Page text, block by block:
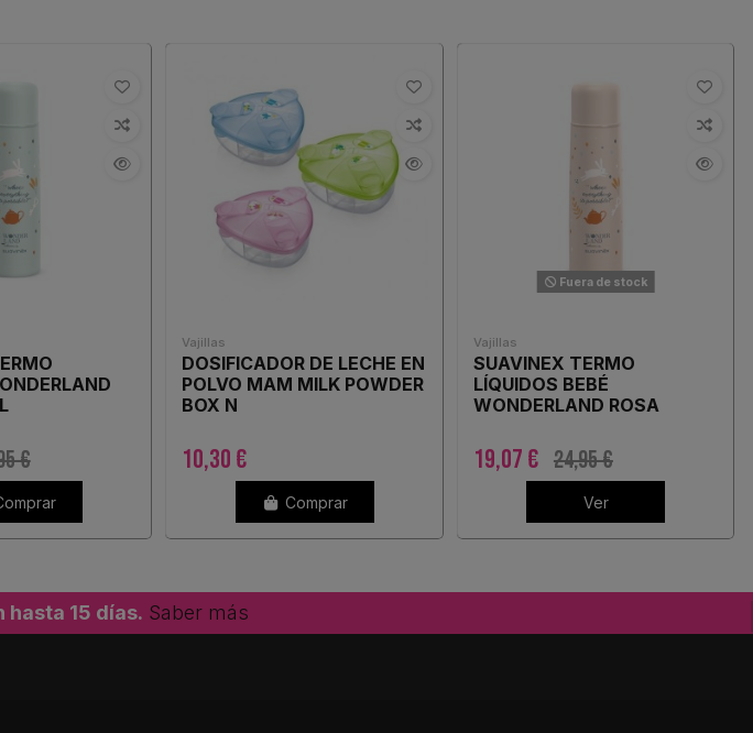
€
Vajillas
DOSIFICADOR DE LECHE EN
POLVO MAM MILK POWDER
BOX N
10,30 €
Comprar
Fuera de stock
Vajillas
SUAVINEX TERMO
LÍQUIDOS BEBÉ
WONDERLAND ROSA
19,07 € 24,95 €
Ver
15 días. Saber más